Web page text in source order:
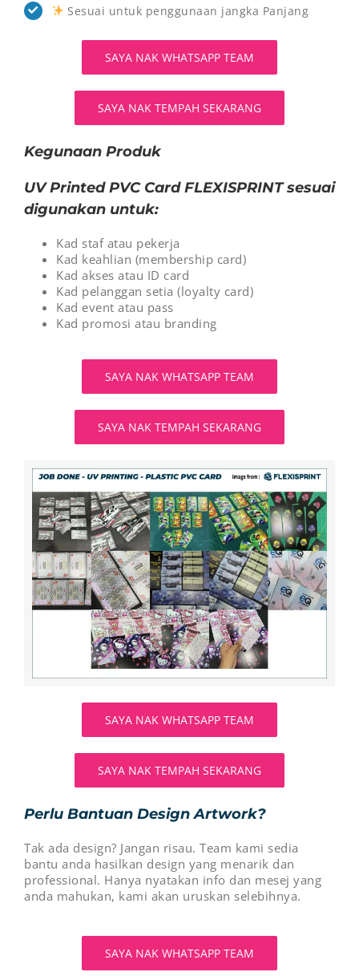
Sesuai untuk penggunaan jangka Panjang
SAYA NAK WHATSAPP TEAM
SAYA NAK TEMPAH SEKARANG
Kegunaan Produk
UV Printed PVC Card FLEXISPRINT sesuai
digunakan untuk:
Kad staf atau pekerja
Kad keahlian (membership card)
Kad akses atau ID card
Kad pelanggan setia (loyalty card)
Kad event atau pass
Kad promosi atau branding
SAYA NAK WHATSAPP TEAM
SAYA NAK TEMPAH SEKARANG
SAYA NAK WHATSAPP TEAM
SAYA NAK TEMPAH SEKARANG
Perlu Bantuan Design Artwork?
Tak ada design? Jangan risau. Team kami sedia
bantu anda hasilkan design yang menarik dan
professional. Hanya nyatakan info dan mesej yang
anda mahukan, kami akan uruskan selebihnya.
SAYA NAK WHATSAPP TEAM